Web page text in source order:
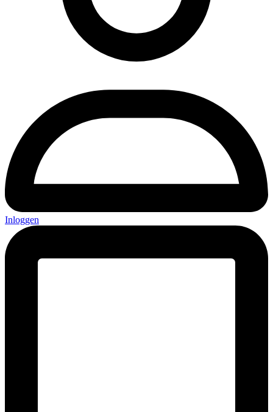
Inloggen